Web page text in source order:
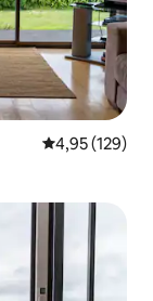
4,95 de uma
4,95 (129)